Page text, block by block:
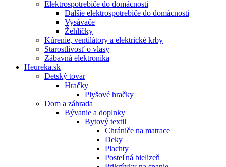
Elektrospotrebiče do domácnosti
Dalšie elektrospotrebiče do domácnosti
Vysávače
Žehličky
Kúrenie, ventilátory a elektrické krby
Starostlivosť o vlasy
Zábavná elektronika
Heureka.sk
Detský tovar
Hračky
Plyšové hračky
Dom a záhrada
Bývanie a doplnky
Bytový textil
Chrániče na matrace
Deky
Plachty
Posteľná bielizeň